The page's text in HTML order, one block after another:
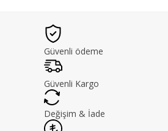
Güvenli ödeme
Güvenli Kargo
Değişim & İade